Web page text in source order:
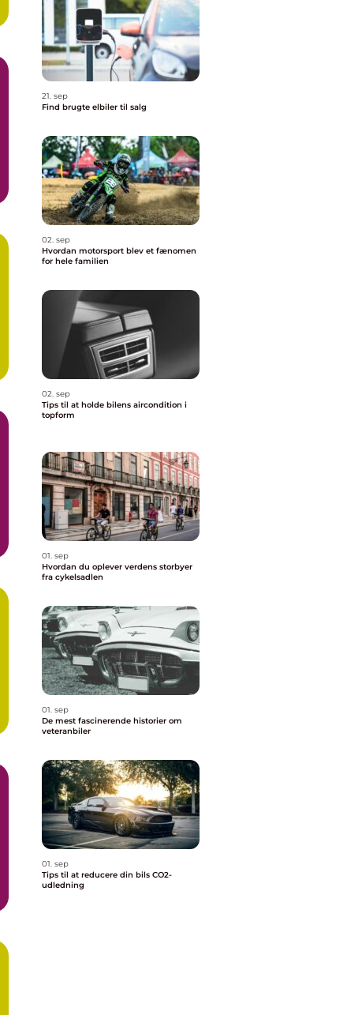
21. sep
Find brugte elbiler til salg
02. sep
Hvordan motorsport blev et fænomen
for hele familien
02. sep
Tips til at holde bilens aircondition i
topform
01. sep
Hvordan du oplever verdens storbyer
fra cykelsadlen
01. sep
De mest fascinerende historier om
veteranbiler
01. sep
Tips til at reducere din bils CO2-
udledning